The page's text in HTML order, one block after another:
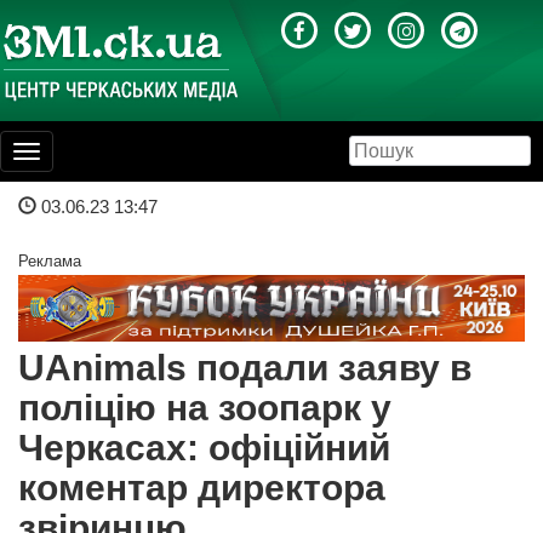
Toggle
navigation
03.06.23 13:47
Реклама
UAnimals подали заяву в
поліцію на зоопарк у
Черкасах: офіційний
коментар директора